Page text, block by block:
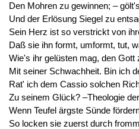
Den Mohren zu gewinnen; –
Und der Erlösung Siegel zu
Sein Herz ist so verstrickt von
Daß sie ihn formt, umformt, tut,
Wie's ihr gelüsten mag, den Gott
Mit seiner Schwachheit. Bin ich
Rat' ich dem Cassio solchen
Zu seinem Glück? –Theologie
Wenn Teufel ärgste Sünde
So locken sie zuerst durch